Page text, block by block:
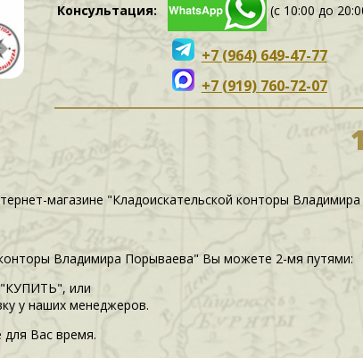
Консультация: (с 10:00 до
+7 (964) 649-47-77
+7 (919) 760-72-07
магазине "Кладоискательской конторы
Владимира Порываева" Вы можете 2-мя путями:
"КУПИТЬ", или
у наших менеджеров.
для Вас время.